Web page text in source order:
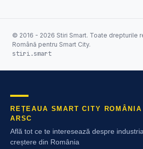
© 2016 - 2026 Stiri Smart. Toate drepturile
Română pentru Smart City.
stiri.smart
REȚEAUA SMART CITY
ARSC
Află tot ce te interesează despre
creștere din România